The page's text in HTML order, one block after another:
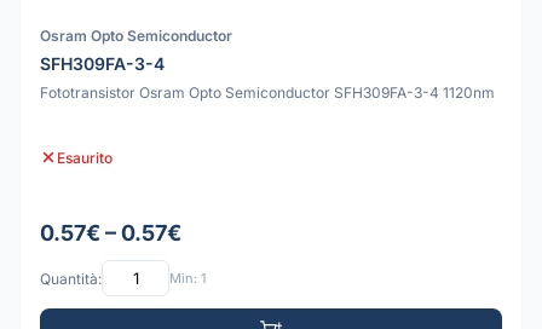
Osram Opto Semiconductor
SFH309FA-3-4
Fototransistor Osram Opto Semiconductor SFH309FA-3-4 1120nm
Esaurito
0.57€ – 0.57€
Quantità: Min: 1